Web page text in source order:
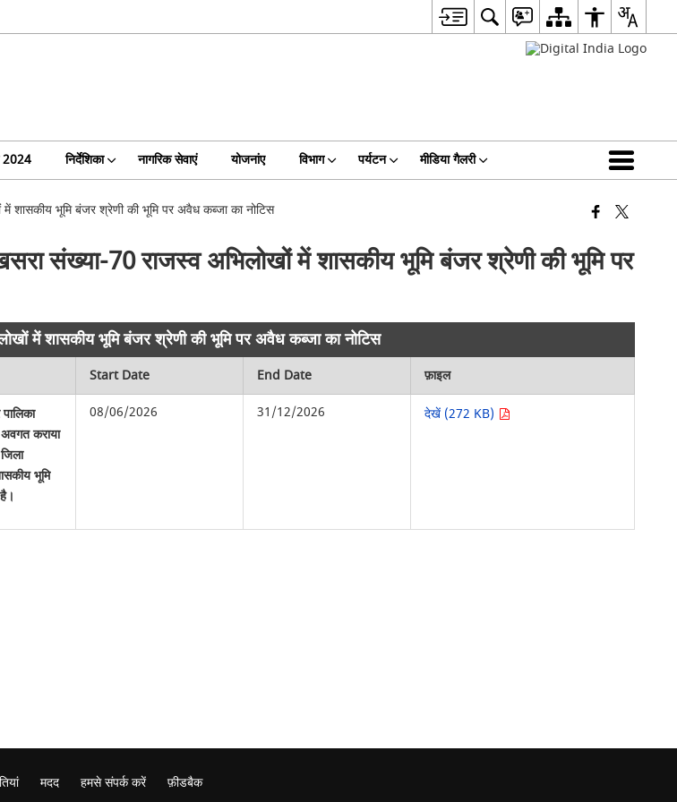
निर्देशिका नागरिक सेवाएं योजनांए विभाग पर्यटन मीडिया गैलरी
में शासकीय भूमि बंजर श्रेणी की भूमि पर अवैध कब्जा का नोटिस
संख्या-70 राजस्व अभिलोखों में शासकीय भूमि बंजर श्रेणी की भूमि पर
में शासकीय भूमि बंजर श्रेणी की भूमि पर अवैध कब्जा का नोटिस
Start Date End Date
फ़ाइल
अवगत कराया
भूमि
08/06/2026 31/12/2026 देखें (272 KB)
मदद हमसे संपर्क करें फ़ीडबैक